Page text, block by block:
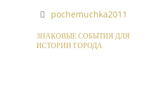
pochemuchka2011
ЗНАКОВЫЕ СОБЫТИЯ ДЛЯ
ИСТОРИИ ГОРОДА